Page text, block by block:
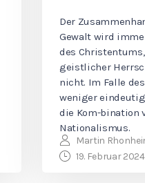
Der
Gewalt wird
des
geistlicher
nicht. Im Falle
weniger
die Kom-bination
Nationalismus.
Martin
19. Februar 2024